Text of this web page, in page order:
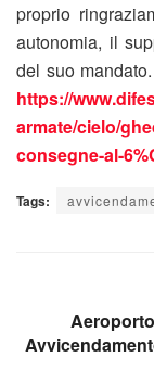
proprio
autonomia, il
del suo mandato.
https://
armate/cielo/
consegne-al-
Tags: